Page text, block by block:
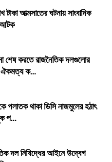
আত্মসাতের ঘটনায় সাংবাদিক
আটক
করতে রাজনৈতিক দলগুলোর
ঐকমত্য ক...
পলাতক থাকা ডিসি নাজমুলের হঠাৎ
প...
দল নিষিদ্ধের আইনে উদ্বেগ